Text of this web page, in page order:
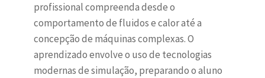
profissional compreenda desde o
comportamento de fluidos e calor até a
concepção de máquinas complexas. O
aprendizado envolve o uso de tecnologias
modernas de simulação, preparando o aluno